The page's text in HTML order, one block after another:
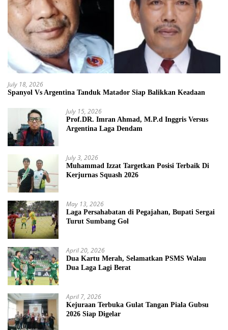
July 18, 2026
Spanyol Vs Argentina Tanduk Matador Siap Balikkan Keadaan
July 15, 2026
Prof.DR. Imran Ahmad, M.P.d Inggris Versus
Argentina Laga Dendam
July 3, 2026
Muhammad Izzat Targetkan Posisi Terbaik Di
Kerjurnas Squash 2026
May 13, 2026
Laga Persahabatan di Pegajahan, Bupati Sergai
Turut Sumbang Gol
April 20, 2026
Dua Kartu Merah, Selamatkan PSMS Walau
Dua Laga Lagi Berat
April 7, 2026
Kejuraan Terbuka Gulat Tangan Piala Gubsu
2026 Siap Digelar